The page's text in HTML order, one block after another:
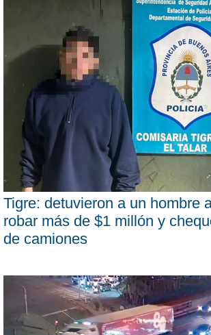
Tigre: detuvieron a un hombre
robar más de $1 millón y
de camiones